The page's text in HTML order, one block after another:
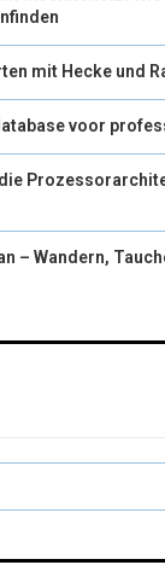
mit Hecke und
voor
– Wandern,